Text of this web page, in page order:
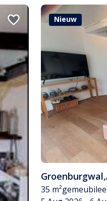
Nieuw
Groenburgwal,
35 m²